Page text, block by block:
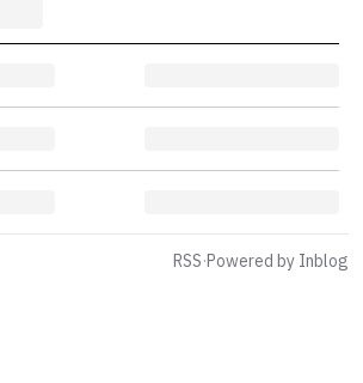
RSS·Powered by Inblog